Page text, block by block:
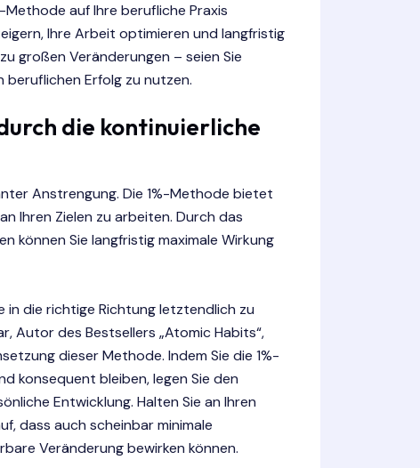
Methode auf Ihre berufliche Praxis
Ihre Arbeit optimieren und langfristig
großen Veränderungen – seien Sie
Erfolg zu nutzen.
die kontinuierliche
Anstrengung. Die 1%-Methode bietet
Ihren Zielen zu arbeiten. Durch das
können Sie langfristig maximale Wirkung
in die richtige Richtung letztendlich zu
Autor des Bestsellers „Atomic Habits“,
dieser Methode. Indem Sie die 1%-
konsequent bleiben, legen Sie den
Entwicklung. Halten Sie an Ihren
dass auch scheinbar minimale
Veränderung bewirken können.